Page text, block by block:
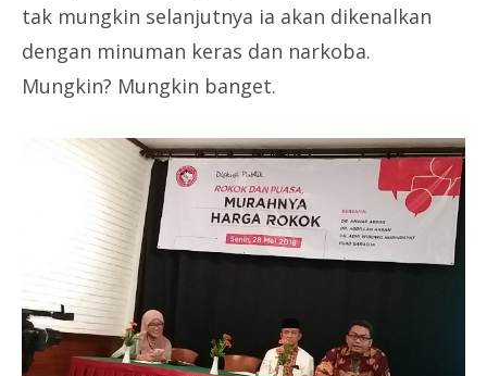
tak mungkin selanjutnya ia akan dikenalkan
dengan minuman keras dan narkoba.
Mungkin? Mungkin banget.